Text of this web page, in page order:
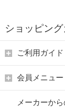
ショッピン
ご利用ガイド
会員メニュー
メーカーか